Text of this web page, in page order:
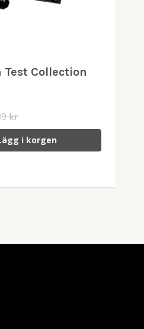
Collection
kr
i korgen